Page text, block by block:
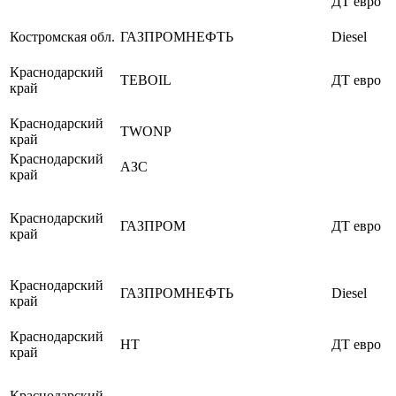
Костромская обл. ГАЗПРОМНЕФТЬ Diesel
Краснодарский
край
TEBOIL ДТ евро
Краснодарский
край
TWONP
Краснодарский
край
АЗС
Краснодарский
край
ГАЗПРОМ ДТ евро
Краснодарский
край
ГАЗПРОМНЕФТЬ Diesel
Краснодарский
край
НТ ДТ евро